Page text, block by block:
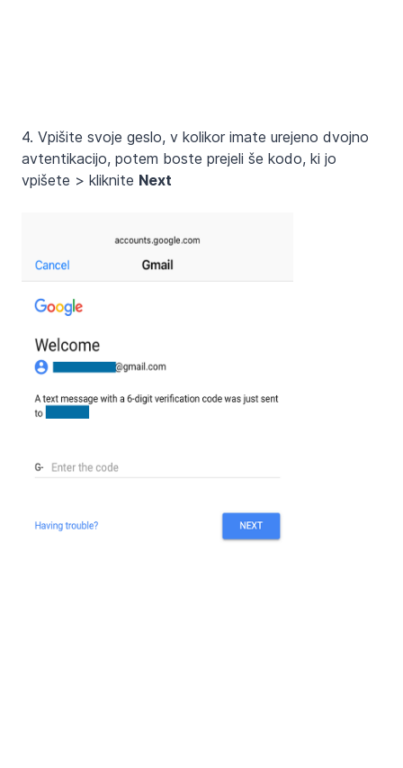
4. Vpišite svoje geslo, v kolikor imate urejeno dvojno
avtentikacijo, potem boste prejeli še kodo, ki jo
vpišete > kliknite Next